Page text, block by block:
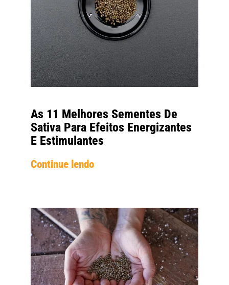
As 11 Melhores Sementes De
Sativa Para Efeitos Energizantes
E Estimulantes
Continue lendo